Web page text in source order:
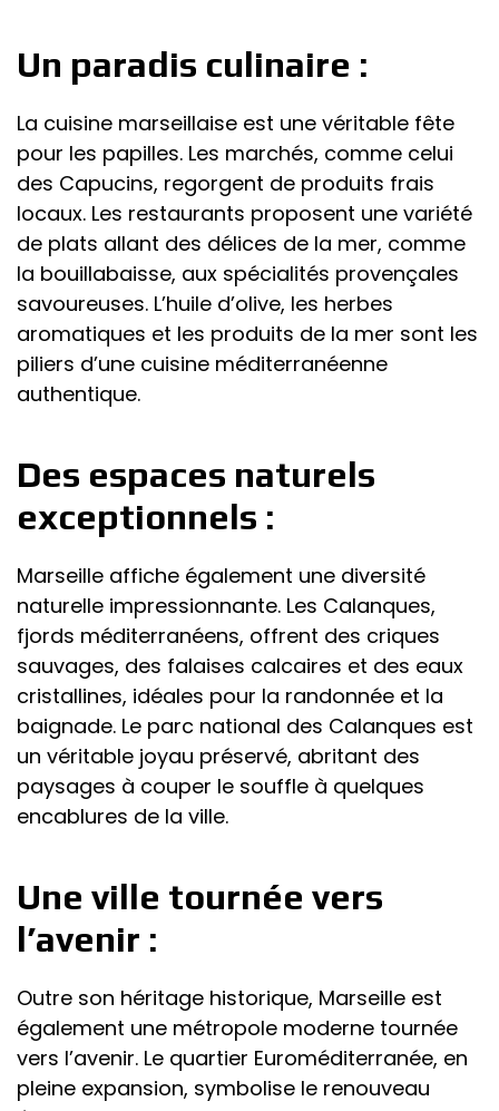
Un paradis culinaire :
La cuisine marseillaise est une véritable fête
pour les papilles. Les marchés, comme celui
des Capucins, regorgent de produits frais
locaux. Les restaurants proposent une variété
de plats allant des délices de la mer, comme
la bouillabaisse, aux spécialités provençales
savoureuses. L’huile d’olive, les herbes
aromatiques et les produits de la mer sont les
piliers d’une cuisine méditerranéenne
authentique.
Des espaces naturels
exceptionnels :
Marseille affiche également une diversité
naturelle impressionnante. Les Calanques,
fjords méditerranéens, offrent des criques
sauvages, des falaises calcaires et des eaux
cristallines, idéales pour la randonnée et la
baignade. Le parc national des Calanques est
un véritable joyau préservé, abritant des
paysages à couper le souffle à quelques
encablures de la ville.
Une ville tournée vers
l’avenir :
Outre son héritage historique, Marseille est
également une métropole moderne tournée
vers l’avenir. Le quartier Euroméditerranée, en
pleine expansion, symbolise le renouveau